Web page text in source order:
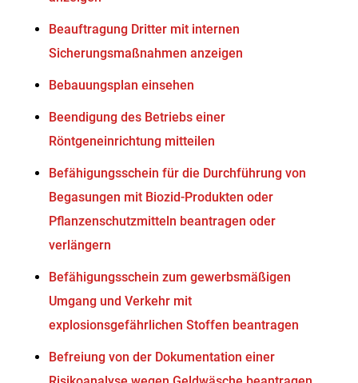
Beauftragung Dritter mit internen
Sicherungsmaßnahmen anzeigen
Bebauungsplan einsehen
Beendigung des Betriebs einer
Röntgeneinrichtung mitteilen
Befähigungsschein für die Durchführung von
Begasungen mit Biozid-Produkten oder
Pflanzenschutzmitteln beantragen oder
verlängern
Befähigungsschein zum gewerbsmäßigen
Umgang und Verkehr mit
explosionsgefährlichen Stoffen beantragen
Befreiung von der Dokumentation einer